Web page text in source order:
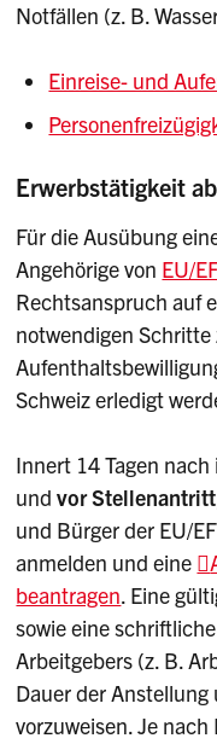
Notfällen (z. B.
Einreise- und
Erwerbstätigkeit
Für die Ausübung
Angehörige von EU/
Rechtsanspruch auf
notwendigen
Schweiz erledigt
Innert 14 Tagen
undvor Stellenantritt
und Bürger der EU/
anmelden und eine
beantragen. Eine
sowie eine
Arbeitgebers (z. B.
Dauer der
vorzuweisen. Je